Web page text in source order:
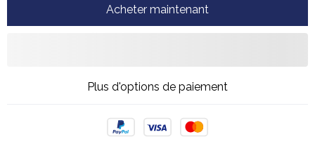
Acheter maintenant
Plus d'options de paiement